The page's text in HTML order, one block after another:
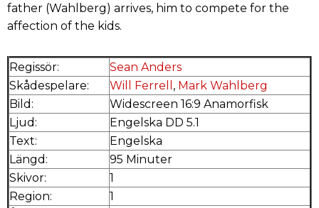
father (Wahlberg) arrives, him to compete for the
affection of the kids.
Regissör:
Sean Anders
Skådespelare:
Will Ferrell , Mark Wahlberg
Bild:
Widescreen 16:9 Anamorfisk
Ljud:
Engelska DD 5.1
Text:
Engelska
Längd:
95 Minuter
Skivor:
1
Region:
1